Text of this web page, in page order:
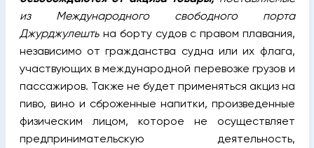
из Международного свободного порта
Джурджулештьна борту судов с правом плавания,
независимо от гражданства судна или их флага,
участвующих в международной перевозке грузов и
пассажиров. Также не будет применяться акциз на
пиво, вино и сброженные напитки, произведенные
физическим лицом, которое не осуществляет
предпринимательскую деятельность,